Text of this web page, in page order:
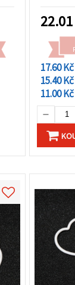
22.01
17.60 Kč
15.40 Kč
11.00 Kč